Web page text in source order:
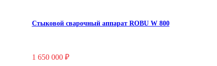
Стыковой сварочный аппарат ROBU W 800
1 650 000 ₽